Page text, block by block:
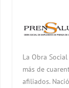
La Obra
más de
afiliados.